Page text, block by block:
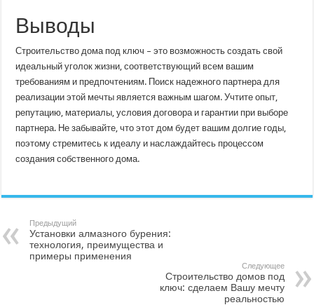
Выводы
Строительство дома под ключ – это возможность создать свой
идеальный уголок жизни, соответствующий всем вашим
требованиям и предпочтениям. Поиск надежного партнера для
реализации этой мечты является важным шагом. Учтите опыт,
репутацию, материалы, условия договора и гарантии при выборе
партнера. Не забывайте, что этот дом будет вашим долгие годы,
поэтому стремитесь к идеалу и наслаждайтесь процессом
создания собственного дома.
Предыдущий
Установки алмазного бурения:
технология, преимущества и
примеры применения
Следующее
Строительство домов под
ключ: сделаем Вашу мечту
реальностью